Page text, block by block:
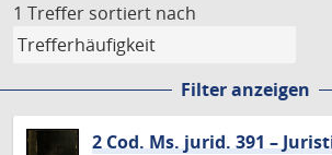
1 Treffer sortiert nach
Filter anzeigen
2 Cod. Ms. jurid. 391 –